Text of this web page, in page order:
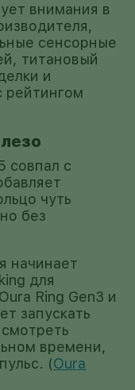
внимания в
сенсорные
титановый
и
рейтингом
совпал с
чуть
без
начинает
для
Ring Gen3 и
запускать
времени,
(Oura